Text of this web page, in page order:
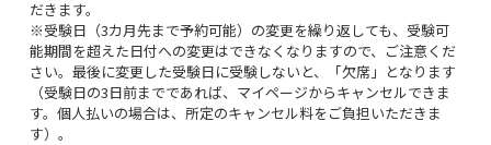
だきます。
※受験日（3カ月先まで予約可能）の変更を繰り返しても、受験可
能期間を超えた日付への変更はできなくなりますので、ご注意くだ
さい。最後に変更した受験日に受験しないと、「欠席」となります
（受験日の3日前までであれば、マイページからキャンセルできま
す。個人払いの場合は、所定のキャンセル料をご負担いただきま
す）。